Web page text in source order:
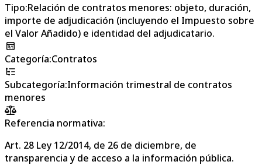
Tipo:Relación de contratos menores: objeto, duración,
importe de adjudicación (incluyendo el Impuesto sobre
el Valor Añadido) e identidad del adjudicatario.
Categoría:Contratos
Subcategoría:Información trimestral de contratos
menores
Referencia normativa:
Art. 28 Ley 12/2014, de 26 de diciembre, de
transparencia y de acceso a la información pública.